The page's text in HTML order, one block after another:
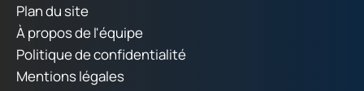
Plan du site
À propos de l'équipe
Politique de confidentialité
Mentions légales